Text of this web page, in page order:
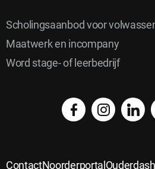
Scholingsaanbod voor
Maatwerk en incompany
Word stage- of leerbedrijf
facebookinstagram
ContactNoorderportal